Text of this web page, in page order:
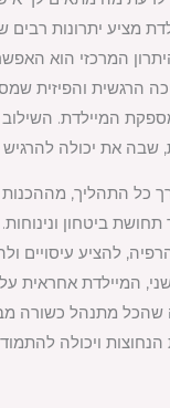
מציע יתרונות
המרכזי הוא
הרגשית והפיזית
המיילדת.
שבה את יכולה
כל התהליך, מההכנות
תחושת ביטחון
להציע עיסויים
המיילדת אחראית
מתנהל כשורה
ויכולה